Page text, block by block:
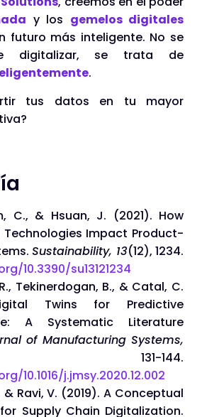
y los gemelos digitales
futuro más inteligente. No se
digitalizar, se trata de
.
tus datos en tu mayor
C., & Hsuan, J. (2021). How
Technologies Impact Product-
Sustainability, 13(12), 1234.
10.3390/su13121234
Tekinerdogan, B., & Catal, C.
Twins for Predictive
A Systematic Literature
of Manufacturing Systems,
144.
10.1016/j.jmsy.2020.12.002
& Ravi, V. (2019). A Conceptual
Supply Chain Digitalization.